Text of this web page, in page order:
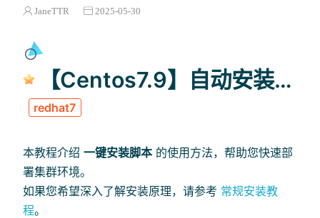
JaneTTR 2025-05-30
【Centos7.9】自动安装脚本
redhat7
本教程介绍 一键安装脚本的使用方法，帮助您快速部
署集群环境。
如果您希望深入了解安装原理，请参考 常规安装教
程。